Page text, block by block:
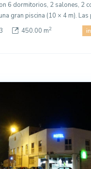
6 dormitorios, 2 salones, 2
gran piscina (10 × 4 m). Las
3 450.00 m2